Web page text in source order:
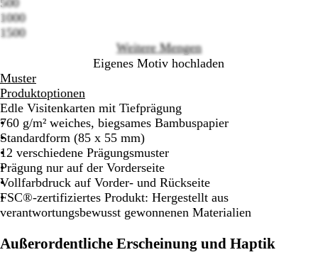
500
1000
1500
Weitere Mengen
Eigenes Motiv hochladen
Muster
Produktoptionen
Edle Visitenkarten mit Tiefprägung
760 g/m² weiches, biegsames Bambuspapier
Standardform (85 x 55 mm)
12 verschiedene Prägungsmuster
Prägung nur auf der Vorderseite
Vollfarbdruck auf Vorder- und Rückseite
FSC®-zertifiziertes Produkt: Hergestellt aus
verantwortungsbewusst gewonnenen Materialien
Außerordentliche Erscheinung und Haptik